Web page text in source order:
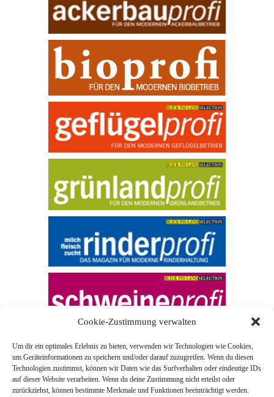
Cookie-Zustimmung verwalten
Um dir ein optimales Erlebnis zu bieten, verwenden wir Technologien wie Cookies,
um Geräteinformationen zu speichern und/oder darauf zuzugreifen. Wenn du diesen
Technologien zustimmst, können wir Daten wie das Surfverhalten oder eindeutige IDs
auf dieser Website verarbeiten. Wenn du deine Zustimmung nicht erteilst oder
zurückziehst, können bestimmte Merkmale und Funktionen beeinträchtigt werden.